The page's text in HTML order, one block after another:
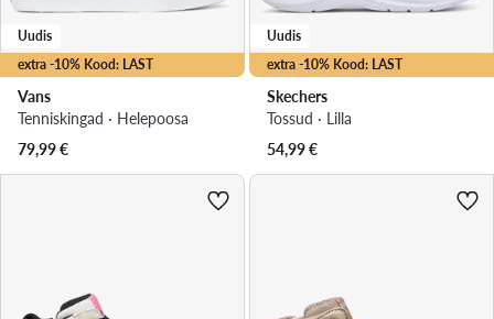
extra -10% Kood: LAST
Uudis
Vans
Tenniskingad · Heleроosa
79,99€
extra -10% Kood: LAST
Uudis
Skechers
Tossud · Lilla
54,99€